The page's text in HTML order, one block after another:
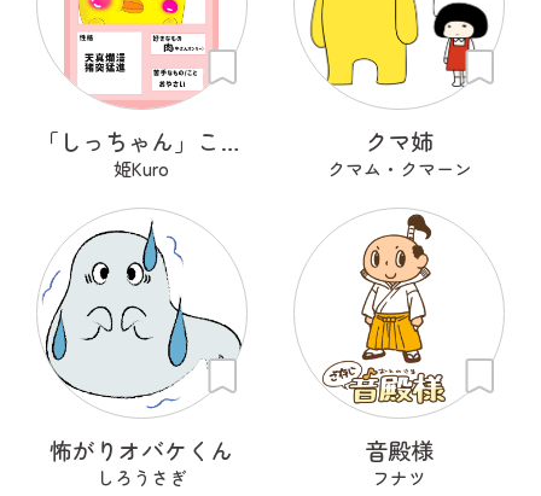
「しっちゃん」こと「七味」です！
姫Kuro
クマ姉
クマム・クマーン
怖がりオバケくん
しろうさぎ
音殿様
フナツ